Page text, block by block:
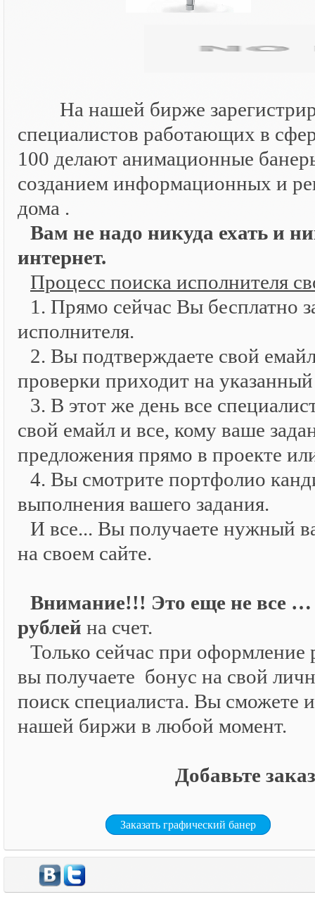
На нашей бирже
специалистов работающих в
100 делают анимационные
созданием информационных и
дома .
Вам не надо никуда ехать и
интернет.
Процесс поиска исполнителя
1. Прямо сейчас Вы бесплатно
исполнителя.
2. Вы подтверждаете свой
проверки приходит на
3. В этот же день все
свой емайл и все, кому ваше
предложения прямо в проекте
4. Вы смотрите портфолио
выполнения вашего задания.
И все... Вы получаете нужный
на своем сайте.
Внимание!!! Это еще не все …
рублей на счет.
Только сейчас при оформление
вы получаете бонус на свой
поиск специалиста. Вы сможете
нашей биржи в любой момент.
Добавьте
Заказать графический банер